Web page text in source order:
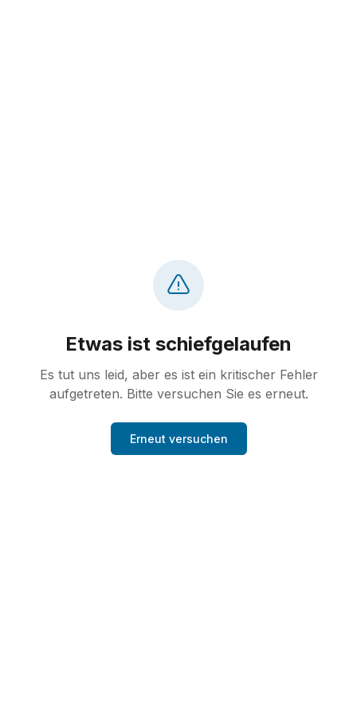
Etwas ist schiefgelaufen
Es tut uns leid, aber es ist ein kritischer Fehler
aufgetreten. Bitte versuchen Sie es erneut.
Erneut versuchen